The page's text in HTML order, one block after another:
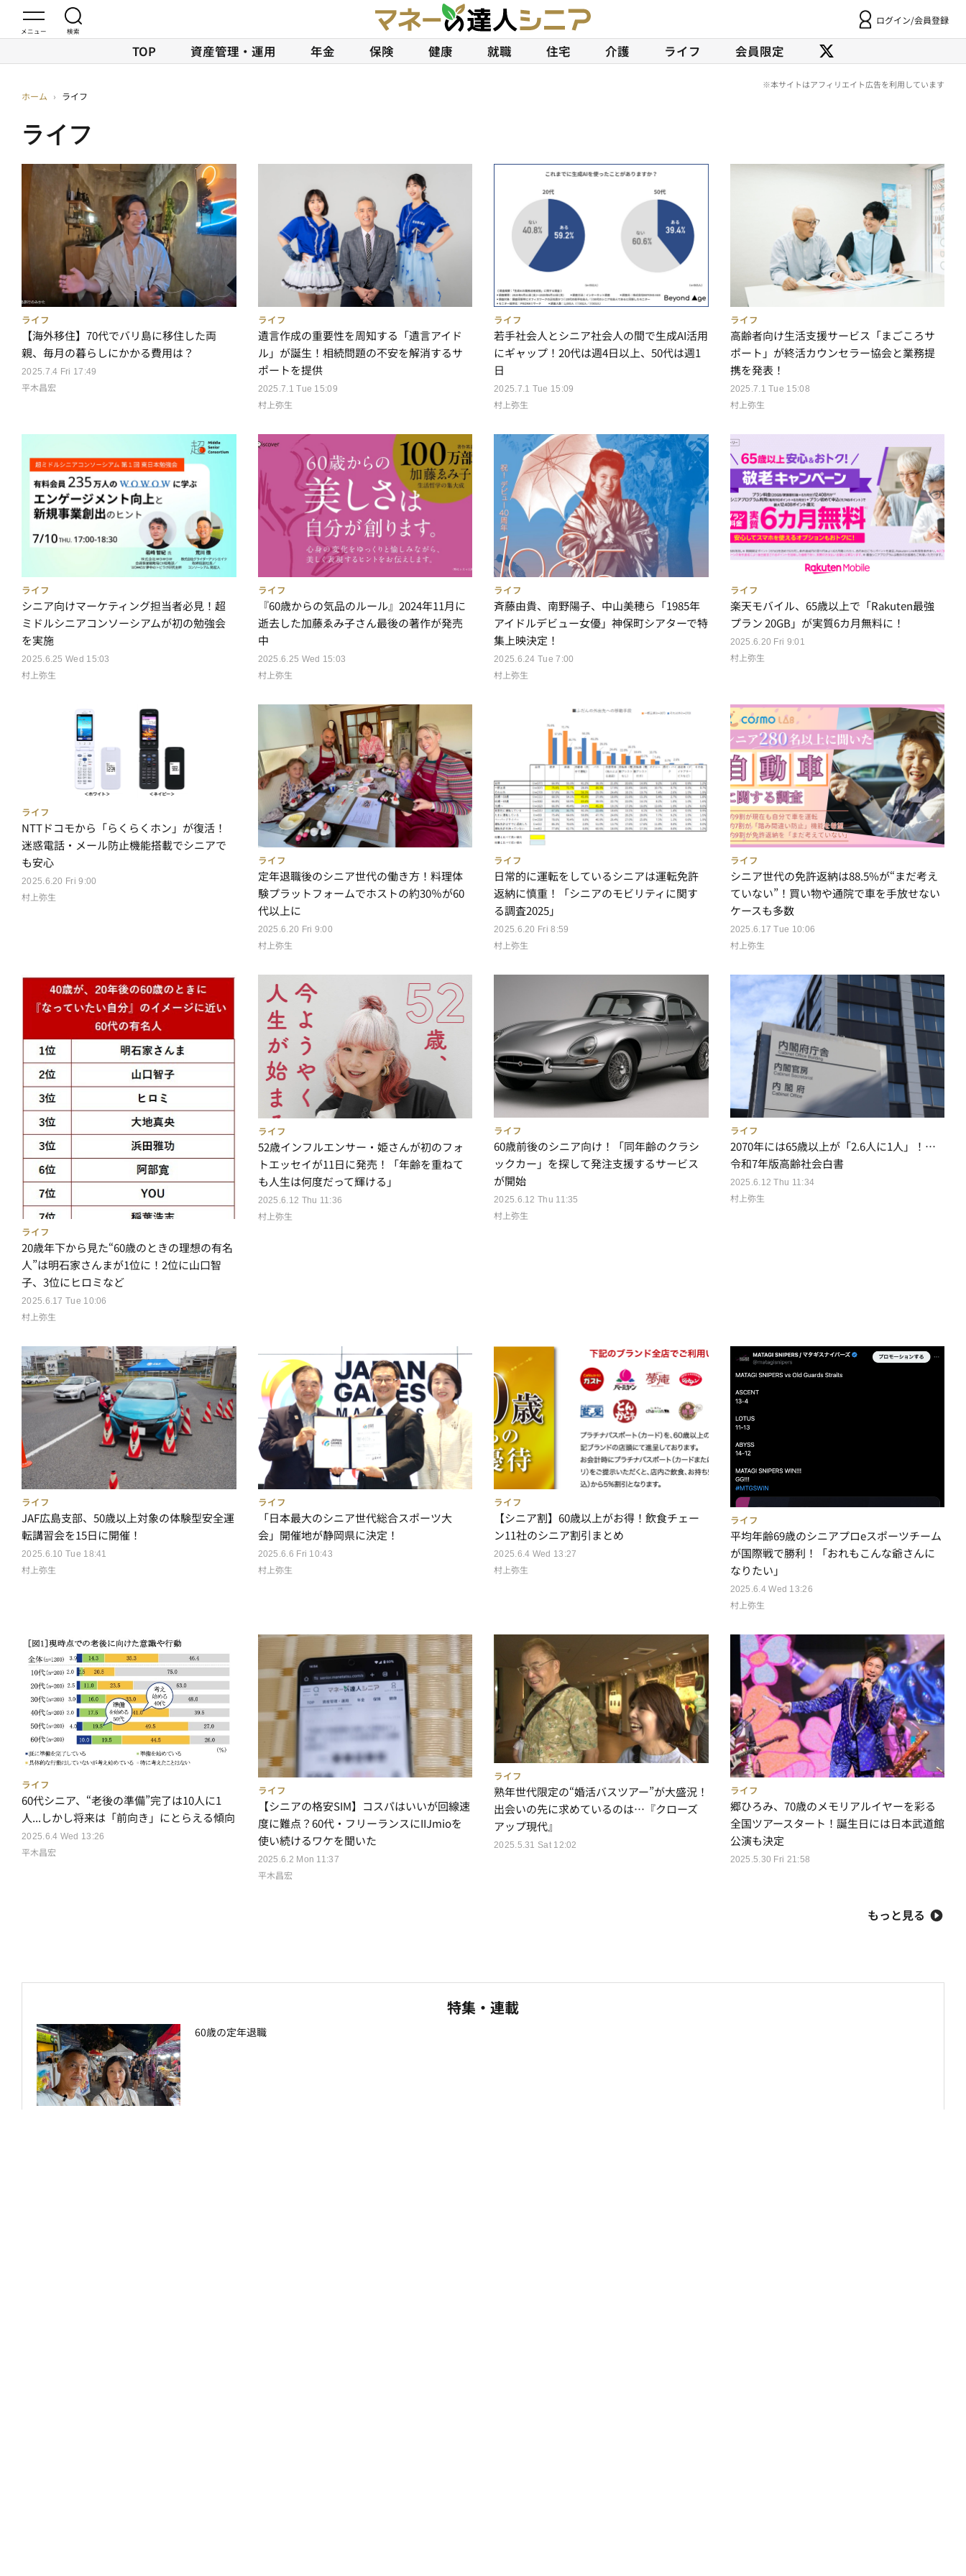
ログイン/会員登録
TOP 資産管理・運用 年金 保険 健康 就職 住宅 介護 ライフ 会員限定
ホーム › ライフ
ライフ
ライフ
2025.7.4 Fri 17:49
【海外移住】70代でバリ島に移住した両
親、毎月の暮らしにかかる費用は？
平木昌宏
ライフ
2025.7.1 Tue 15:09
遺言作成の重要性を周知する「遺言アイド
ル」が誕生！相続問題の不安を解消するサ
ポートを提供
村上弥生
ライフ
2025.7.1 Tue 15:09
若手社会人とシニア社会人の間で生成AI活用
にギャップ！20代は週4日以上、50代は週1
日
村上弥生
ライフ
2025.7.1 Tue 15:08
高齢者向け生活支援サービス「まごころサ
ポート」が終活カウンセラー協会と業務提
携を発表！
村上弥生
ライフ
2025.6.25 Wed 15:03
シニア向けマーケティング担当者必見！超
ミドルシニアコンソーシアムが初の勉強会
を実施
村上弥生
ライフ
2025.6.25 Wed 15:03
『60歳からの気品のルール』2024年11月に
逝去した加藤ゑみ子さん最後の著作が発売
中
村上弥生
ライフ
2025.6.24 Tue 7:00
斉藤由貴、南野陽子、中山美穂ら「1985年
アイドルデビュー女優」神保町シアターで特
集上映決定！
村上弥生
ライフ
2025.6.20 Fri 9:01
楽天モバイル、65歳以上で「Rakuten最強
プラン 20GB」が実質6カ月無料に！
村上弥生
ライフ
2025.6.20 Fri 9:00
NTTドコモから「らくらくホン」が復活！
迷惑電話・メール防止機能搭載でシニアで
も安心
村上弥生
ライフ
2025.6.20 Fri 9:00
定年退職後のシニア世代の働き方！料理体
験プラットフォームでホストの約30％が60
代以上に
村上弥生
ライフ
2025.6.20 Fri 8:59
日常的に運転をしているシニアは運転免許
返納に慎重！「シニアのモビリティに関す
る調査2025」
村上弥生
ライフ
2025.6.17 Tue 10:06
シニア世代の免許返納は88.5%が“まだ考え
ていない”！買い物や通院で車を手放せない
ケースも多数
村上弥生
ライフ
2025.6.17 Tue 10:06
20歳年下から見た“60歳のときの理想の有名
人”は明石家さんまが1位に！2位に山口智
子、3位にヒロミなど
村上弥生
ライフ
2025.6.12 Thu 11:36
52歳インフルエンサー・姫さんが初のフォ
トエッセイが11日に発売！「年齢を重ねて
も人生は何度だって輝ける」
村上弥生
ライフ
2025.6.12 Thu 11:35
60歳前後のシニア向け！「同年齢のクラシ
ックカー」を探して発注支援するサービス
が開始
村上弥生
ライフ
2025.6.12 Thu 11:34
2070年には65歳以上が「2.6人に1人」！…
令和7年版高齢社会白書
村上弥生
ライフ
2025.6.10 Tue 18:41
JAF広島支部、50歳以上対象の体験型安全運
転講習会を15日に開催！
村上弥生
ライフ
2025.6.6 Fri 10:43
「日本最大のシニア世代総合スポーツ大
会」開催地が静岡県に決定！
村上弥生
ライフ
2025.6.4 Wed 13:27
【シニア割】60歳以上がお得！飲食チェー
ン11社のシニア割引まとめ
村上弥生
ライフ
2025.6.4 Wed 13:26
平均年齢69歳のシニアプロeスポーツチーム
が国際戦で勝利！「おれもこんな爺さんに
なりたい」
村上弥生
ライフ
2025.6.4 Wed 13:26
60代シニア、“老後の準備”完了は10人に1
人...しかし将来は「前向き」にとらえる傾向
平木昌宏
ライフ
2025.6.2 Mon 11:37
【シニアの格安SIM】コスパはいいが回線速
度に難点？60代・フリーランスにIIJmioを
使い続けるワケを聞いた
平木昌宏
ライフ
2025.5.31 Sat 12:02
熟年世代限定の“婚活バスツアー”が大盛況！
出会いの先に求めているのは…『クローズ
アップ現代』
ライフ
2025.5.30 Fri 21:58
郷ひろみ、70歳のメモリアルイヤーを彩る
全国ツアースタート！誕生日には日本武道館
公演も決定
もっと見る
特集・連載
60歳の定年退職